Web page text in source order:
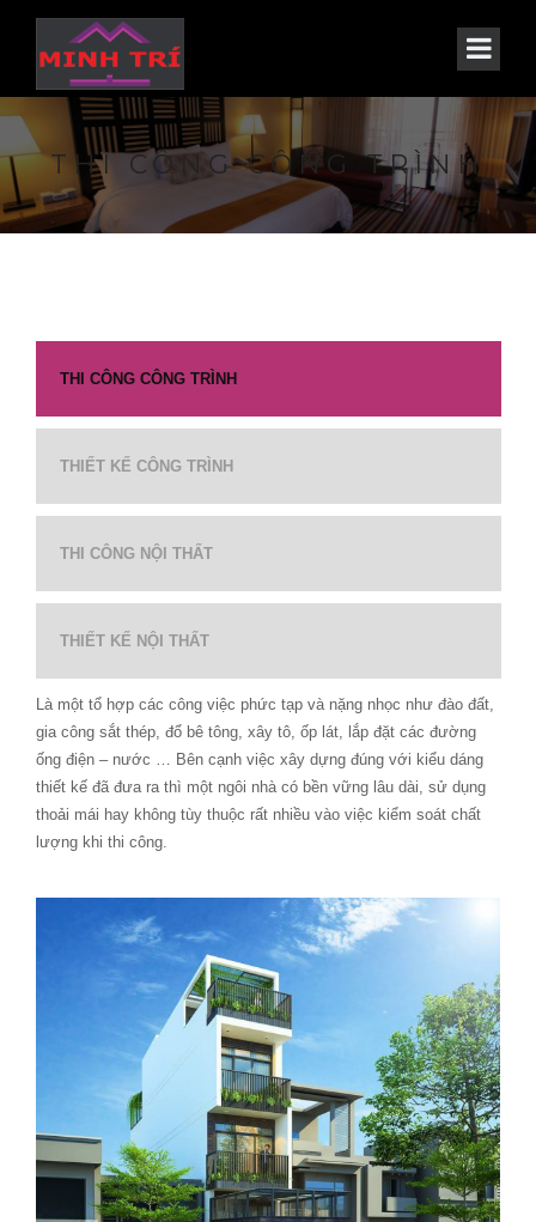
THI CÔNG CÔNG TRÌNH
THI CÔNG CÔNG TRÌNH
THIẾT KẾ CÔNG TRÌNH
THI CÔNG NỘI THẤT
THIẾT KẾ NỘI THẤT
Là một tổ hợp các công việc phức tạp và nặng nhọc như đào đất,
gia công sắt thép, đổ bê tông, xây tô, ốp lát, lắp đặt các đường
ống điện – nước … Bên cạnh việc xây dựng đúng với kiểu dáng
thiết kế đã đưa ra thì một ngôi nhà có bền vững lâu dài, sử dụng
thoải mái hay không tùy thuộc rất nhiều vào việc kiểm soát chất
lượng khi thi công.